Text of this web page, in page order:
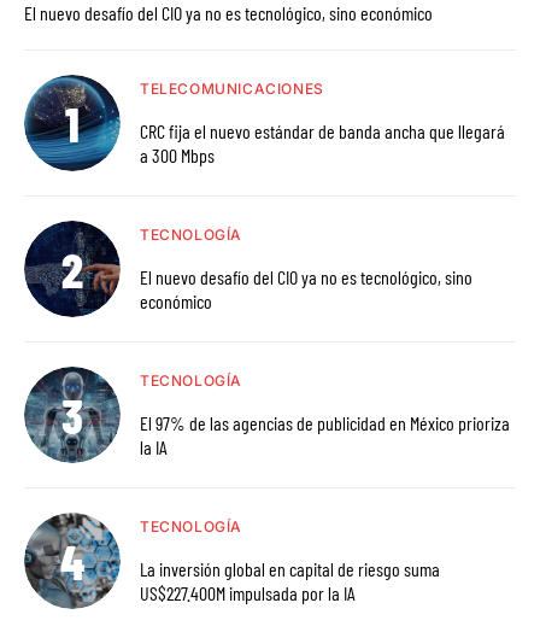
El nuevo desafío del CIO ya no es tecnológico, sino económico
TELECOMUNICACIONES
CRC fija el nuevo estándar de banda ancha que llegará
a 300 Mbps
TECNOLOGÍA
El nuevo desafío del CIO ya no es tecnológico, sino
económico
TECNOLOGÍA
El 97% de las agencias de publicidad en México prioriza
la IA
TECNOLOGÍA
La inversión global en capital de riesgo suma
US$227.400M impulsada por la IA